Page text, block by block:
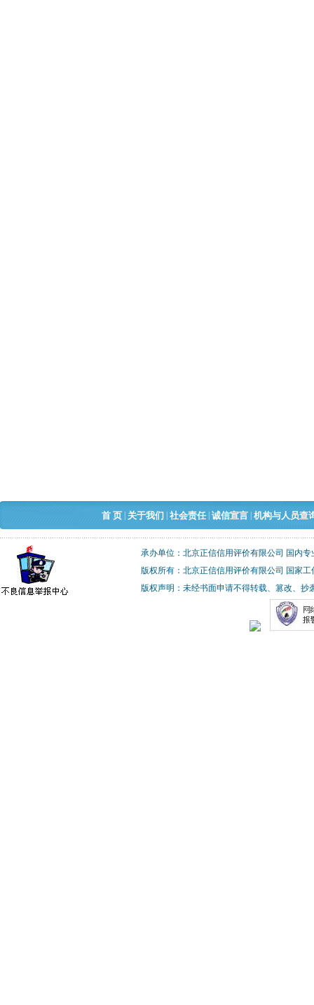
首 页| 关于我们 社会责任| 诚信宣言| 机构与人员查
承办单位：北京正信信用评价有限公司 国内
版权所有：北京正信信用评价有限公司 国家
版权声明：未经书面申请不得转载、篡改、